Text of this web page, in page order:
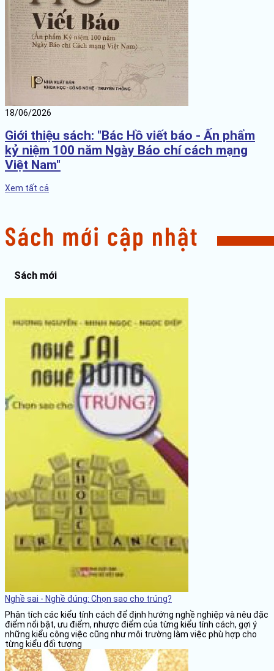
18/06/2026
Giới thiệu sách: "Bác Hồ viết báo - Ấn phẩm
kỷ niệm 100 năm Ngày Báo chí cách mạng
Việt Nam"
Xem tất cả
Sách mới
Nghề sai - Nghề đúng: Chọn sao cho trúng?
Phân tích các kiểu tính cách để định hướng nghề nghiệp và nêu đặc
điểm nổi bật, ưu điểm, nhược điểm của từng kiểu tính cách, gợi ý
những kiểu công việc cũng như môi trường làm việc phù hợp cho
từng kiểu đối tượng